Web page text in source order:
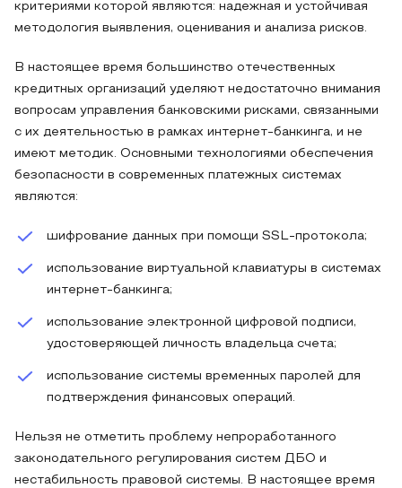
критериями которой являются: надежная и устойчивая
методология выявления, оценивания и анализа рисков.
В настоящее время большинство отечественных
кредитных организаций уделяют недостаточно внимания
вопросам управления банковскими рисками, связанными
с их деятельностью в рамках интернет-банкинга, и не
имеют методик. Основными технологиями обеспечения
безопасности в современных платежных системах
являются:
шифрование данных при помощи SSL-протокола;
использование виртуальной клавиатуры в системах
интернет-банкинга;
использование электронной цифровой подписи,
удостоверяющей личность владельца счета;
использование системы временных паролей для
подтверждения финансовых операций.
Нельзя не отметить проблему непроработанного
законодательного регулирования систем ДБО и
нестабильность правовой системы. В настоящее время